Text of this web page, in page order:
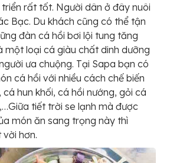
rất tốt. Người dân ở đây nuôi
Bạc. Du khách cũng có thể tận
đàn cá hồi bơi lội tung tăng
một loại cá giàu chất dinh dưỡng
ưa chuộng. Tại Sapa bạn có
cá hồi với nhiều cách chế biến
cá hun khối, cá hồi nướng, gỏi cá
tiết trời se lạnh mà được
món ăn sang trọng này thì
hơn.